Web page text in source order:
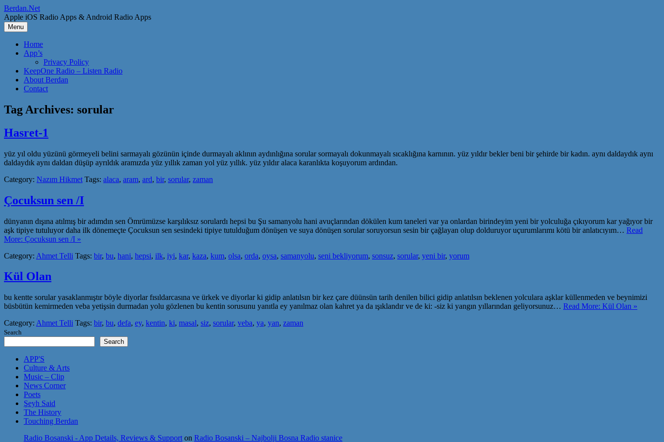
Skip
to
content
Berdan.Net
Apple iOS Radio Apps & Android Radio Apps
Menu
Home
App’s
Privacy Policy
KeepOne Radio – Listen Radio
About Berdan
Contact
Tag Archives: sorular
Hasret-1
yüz yıl oldu yüzünü görmeyeli belini sarmayalı gözünün içinde durmayalı aklının aydınlığına sorular sormayalı dokunmayalı sıcaklığına karnının. yüz yıldır bekler beni bir şehirde bir kadın. aynı daldaydık aynı
daldaydık aynı daldan düşüp ayrıldık aramızda yüz yıllık zaman yol yüz yıllık. yüz yıldır alaca karanlıkta koşuyorum ardından.
Category: Nazım Hikmet Tags: alaca, aram, ard, bir, sorular, zaman
Çocuksun sen /I
dünyanın dışına atılmış bir adımdın sen Ömrümüzse karşılıksız sorulardı hepsi bu Şu samanyolu hani avuçlarından dökülen kum taneleri var ya onlardan birindeyim yeni bir yolculuğa çıkıyorum kar yağıyor bir
aşk tipiye tutuluyor daha ilk dönemeçte Çocuksun sen sesindeki tipiye tutulduğum dönüşen ve suya dönüşen sorular soruyorsun sesin bir çağlayan olup dolduruyor uçurumlarımı kötü bir anlatıcıyım… Read
More: Çocuksun sen /I »
Category: Ahmet Telli Tags: bir, bu, hani, hepsi, ilk, iyi, kar, kaza, kum, olsa, orda, oysa, samanyolu, seni bekliyorum, sonsuz, sorular, yeni bir, yorum
Kül Olan
bu kentte sorular yasaklanmıştır böyle diyorlar fısıldarcasına ve ürkek ve diyorlar ki gidip anlatılsın bir kez çare düünsün tarih denilen bilici gidip anlatılsın beklenen yolculara aşklar küllenmeden ve beynimizi
büsbütün kemirmeden veba yetişsin durmadan yolu gözlenen bu kentin sorusunu yanıtla ey yanılmaz olan kahret ya da ışıklandır ve de ki: -siz ki yangın yıllarından geliyorsunuz… Read More: Kül Olan »
Category: Ahmet Telli Tags: bir, bu, defa, ey, kentin, ki, masal, siz, sorular, veba, ya, yan, zaman
Search
Search
APP'S
Culture & Arts
Music – Clip
News Corner
Poets
Şeyh Said
The History
Touching Berdan
Radio Bosanski - App Details, Reviews & Support on Radio Bosanski – Najbolji Bosna Radio stanice